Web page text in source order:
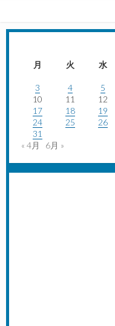
月
火 水
3
4 5
10
11 12
17
18 19
24
25 26
31
« 4月
6月 »